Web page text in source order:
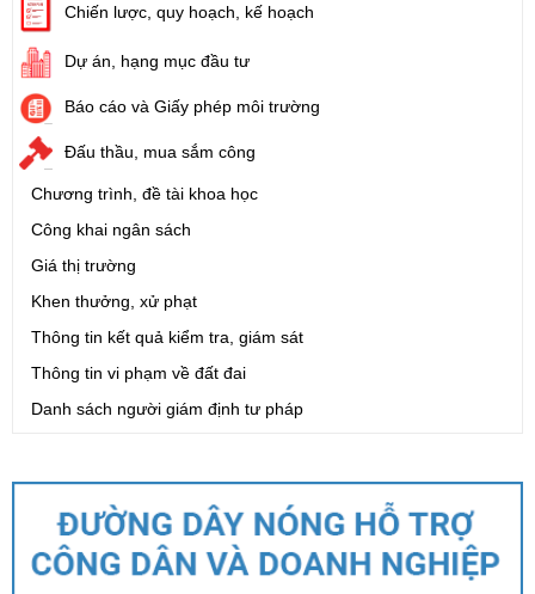
Chiến lược, quy hoạch, kế hoạch
Dự án, hạng mục đầu tư
Báo cáo và Giấy phép môi trường
Đấu thầu, mua sắm công
Chương trình, đề tài khoa học
Công khai ngân sách
Giá thị trường
Khen thưởng, xử phạt
Thông tin kết quả kiểm tra, giám sát
Thông tin vi phạm về đất đai
Danh sách người giám định tư pháp